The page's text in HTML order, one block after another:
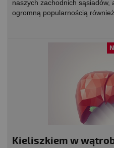
naszych zachodnich sąsiadów,
ogromną popularnością
Kieliszkiem w